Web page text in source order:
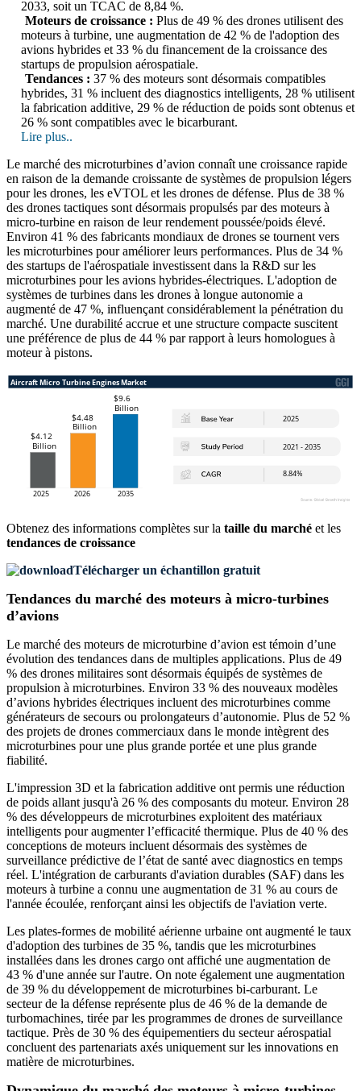
2033, soit un TCAC de 8,84 %.
Moteurs de croissance : Plus de 49 % des drones utilisent des
moteurs à turbine, une augmentation de 42 % de l'adoption des
avions hybrides et 33 % du financement de la croissance des
startups de propulsion aérospatiale.
Tendances : 37 % des moteurs sont désormais compatibles
hybrides, 31 % incluent des diagnostics intelligents, 28 % utilisent
la fabrication additive, 29 % de réduction de poids sont obtenus et
26 % sont compatibles avec le bicarburant.
Lire plus..
Le marché des microturbines d’avion connaît une croissance rapide
en raison de la demande croissante de systèmes de propulsion légers
pour les drones, les eVTOL et les drones de défense. Plus de 38 %
des drones tactiques sont désormais propulsés par des moteurs à
micro-turbine en raison de leur rendement poussée/poids élevé.
Environ 41 % des fabricants mondiaux de drones se tournent vers
les microturbines pour améliorer leurs performances. Plus de 34 %
des startups de l'aérospatiale investissent dans la R&D sur les
microturbines pour les avions hybrides-électriques. L'adoption de
systèmes de turbines dans les drones à longue autonomie a
augmenté de 47 %, influençant considérablement la pénétration du
marché. Une durabilité accrue et une structure compacte suscitent
une préférence de plus de 44 % par rapport à leurs homologues à
moteur à pistons.
Obtenez des informations complètes sur la taille du marché et les
tendances de croissance
Télécharger un échantillon gratuit
Tendances du marché des moteurs à micro-turbines
d’avions
Le marché des moteurs de microturbine d’avion est témoin d’une
évolution des tendances dans de multiples applications. Plus de 49
% des drones militaires sont désormais équipés de systèmes de
propulsion à microturbines. Environ 33 % des nouveaux modèles
d’avions hybrides électriques incluent des microturbines comme
générateurs de secours ou prolongateurs d’autonomie. Plus de 52 %
des projets de drones commerciaux dans le monde intègrent des
microturbines pour une plus grande portée et une plus grande
fiabilité.
L'impression 3D et la fabrication additive ont permis une réduction
de poids allant jusqu'à 26 % des composants du moteur. Environ 28
% des développeurs de microturbines exploitent des matériaux
intelligents pour augmenter l’efficacité thermique. Plus de 40 % des
conceptions de moteurs incluent désormais des systèmes de
surveillance prédictive de l’état de santé avec diagnostics en temps
réel. L'intégration de carburants d'aviation durables (SAF) dans les
moteurs à turbine a connu une augmentation de 31 % au cours de
l'année écoulée, renforçant ainsi les objectifs de l'aviation verte.
Les plates-formes de mobilité aérienne urbaine ont augmenté le taux
d'adoption des turbines de 35 %, tandis que les microturbines
installées dans les drones cargo ont affiché une augmentation de
43 % d'une année sur l'autre. On note également une augmentation
de 39 % du développement de microturbines bi-carburant. Le
secteur de la défense représente plus de 46 % de la demande de
turbomachines, tirée par les programmes de drones de surveillance
tactique. Près de 30 % des équipementiers du secteur aérospatial
concluent des partenariats axés uniquement sur les innovations en
matière de microturbines.